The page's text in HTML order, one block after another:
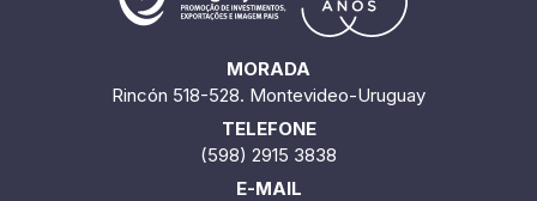
MORADA
Rincón 518-528. Montevideo-Uruguay
TELEFONE
(598) 2915 3838
E-MAIL